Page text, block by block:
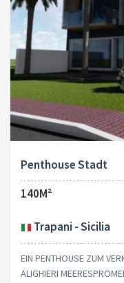
Penthouse Stadt
140M²
Trapani - Sicilia
EIN PENTHOUSE ZUM
ALIGHIERI